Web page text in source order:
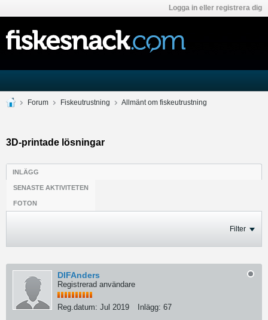
Logga in eller registrera dig
Forum Fiskeutrustning Allmänt om fiskeutrustning
3D-printade lösningar
INLÄGG
SENASTE AKTIVITETEN
FOTON
Filter
DIFAnders
Registrerad användare
Reg.datum: Jul 2019 Inlägg: 67